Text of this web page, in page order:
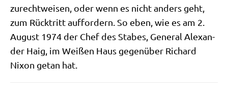
zurecht­wei­sen, oder wenn es nicht anders geht,
zum Rück­tritt auf­for­dern. So eben, wie es am 2.
August 1974 der Chef des Sta­bes, Gene­ral Alex­an­
der Haig, im Wei­ßen Haus gegen­über Richard
Nixon getan hat.